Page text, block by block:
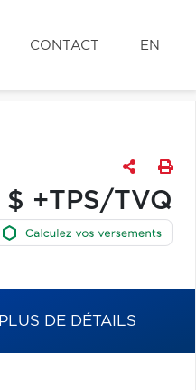
CONTACT EN
+TPS/TVQ
DE DÉTAILS